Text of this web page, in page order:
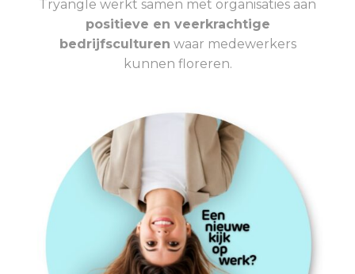
Tryangle werkt samen met organisaties aan
positieve en veerkrachtige
bedrijfsculturen waar medewerkers
kunnen floreren.